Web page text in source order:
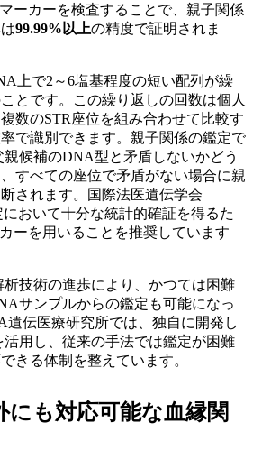
ーカーを検査することで、親子関係
99.99%以上の精度で証明されま
上で2～6塩基程度の短い配列が繰
とです。この繰り返しの回数は個人
数のSTR座位を組み合わせて比較す
で識別できます。親子関係の鑑定で
候補のDNA型と矛盾しないかどう
すべての座位で矛盾がない場合に親
されます。国際法医遺伝学会
において十分な統計的確証を得るた
ーを用いることを推奨しています
技術の進歩により、かつては困難
サンプルからの鑑定も可能になっ
遺伝医療研究所では、独自に開発し
用し、従来の手法では鑑定が困難
きる体制を整えています。
にも対応可能な血縁関